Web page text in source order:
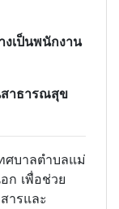
งเป็นพนักงาน
าธารณสุข
ศบาลตำบลแม่
ก เพื่อช่วย
ารและ